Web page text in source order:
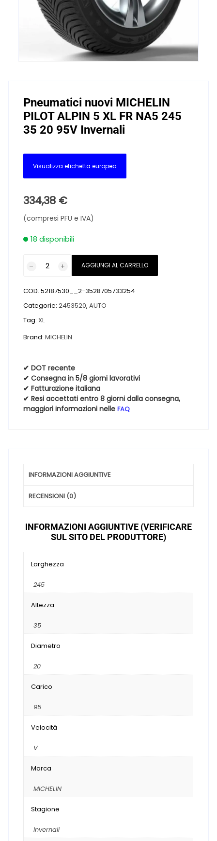
Pneumatici nuovi MICHELIN
PILOT ALPIN 5 XL FR NA5 245
35 20 95V Invernali
Visualizza etichetta europea
334,38 €
(compresi PFU e IVA)
18 disponibili
PILOT
ALPIN
5
FR
245
35
20
95V
Invernali
AGGIUNGI AL CARRELLO
COD:52187530__2-3528705733254
Categorie:2453520,AUTO
Tag:XL
Brand:MICHELIN
✔ DOT recente
✔ Consegna in 5/8 giorni lavorativi
✔ Fatturazione italiana
✔ Resi accettati entro 8 giorni dalla consegna,
maggiori informazioni nelleFAQ
INFORMAZIONI AGGIUNTIVE
RECENSIONI (0)
INFORMAZIONI AGGIUNTIVE (VERIFICARE
SUL SITO DEL PRODUTTORE)
Larghezza
245
Altezza
35
Diametro
20
Carico
95
Velocità
V
Marca
MICHELIN
Stagione
Invernali